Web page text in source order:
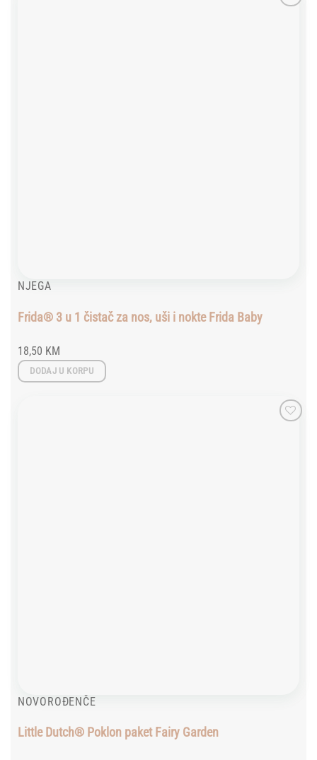
NJEGA
Frida® 3 u 1 čistač za nos, uši i nokte Frida Baby
18,50 KM
DODAJ U KORPU
NOVOROĐENČE
Little Dutch® Poklon paket Fairy Garden